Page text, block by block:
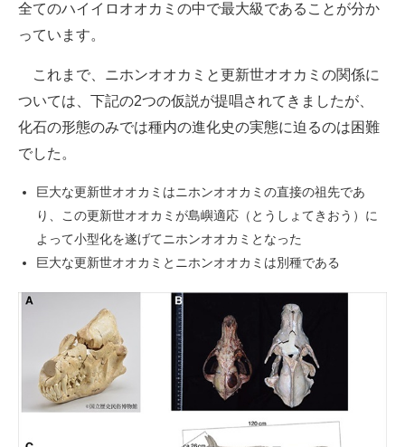
全てのハイイロオオカミの中で最大級であることが分か
っています。
これまで、ニホンオオカミと更新世オオカミの関係に
ついては、下記の2つの仮説が提唱されてきましたが、
化石の形態のみでは種内の進化史の実態に迫るのは困難
でした。
巨大な更新世オオカミはニホンオオカミの直接の祖先であ
り、この更新世オオカミが島嶼適応（とうしょてきおう）に
よって小型化を遂げてニホンオオカミとなった
巨大な更新世オオカミとニホンオオカミは別種である